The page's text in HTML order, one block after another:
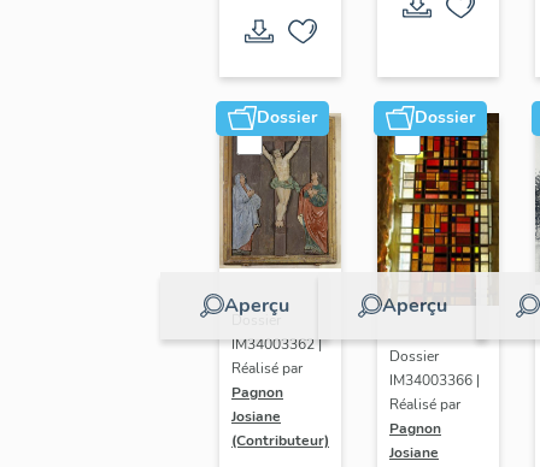
Rives
Dossier
Aperçu
Dossier
IM34003362 |
Réalisé par
Pagnon
Josiane
(Contributeur)
Dossier
Aperçu
Dossier
IM34003366 |
Réalisé par
Pagnon
Josiane